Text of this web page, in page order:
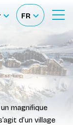
Ouvrir le Menu
FR
Sélectionnez
langue
magnifique
d’un village